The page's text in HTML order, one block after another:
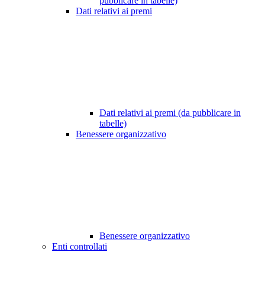
Dati relativi ai premi
Dati relativi ai premi (da pubblicare in
tabelle)
Benessere organizzativo
Benessere organizzativo
Enti controllati